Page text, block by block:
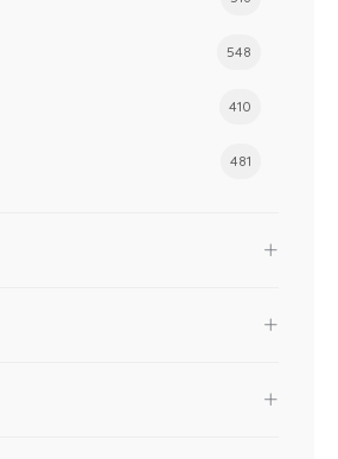
548
410
481